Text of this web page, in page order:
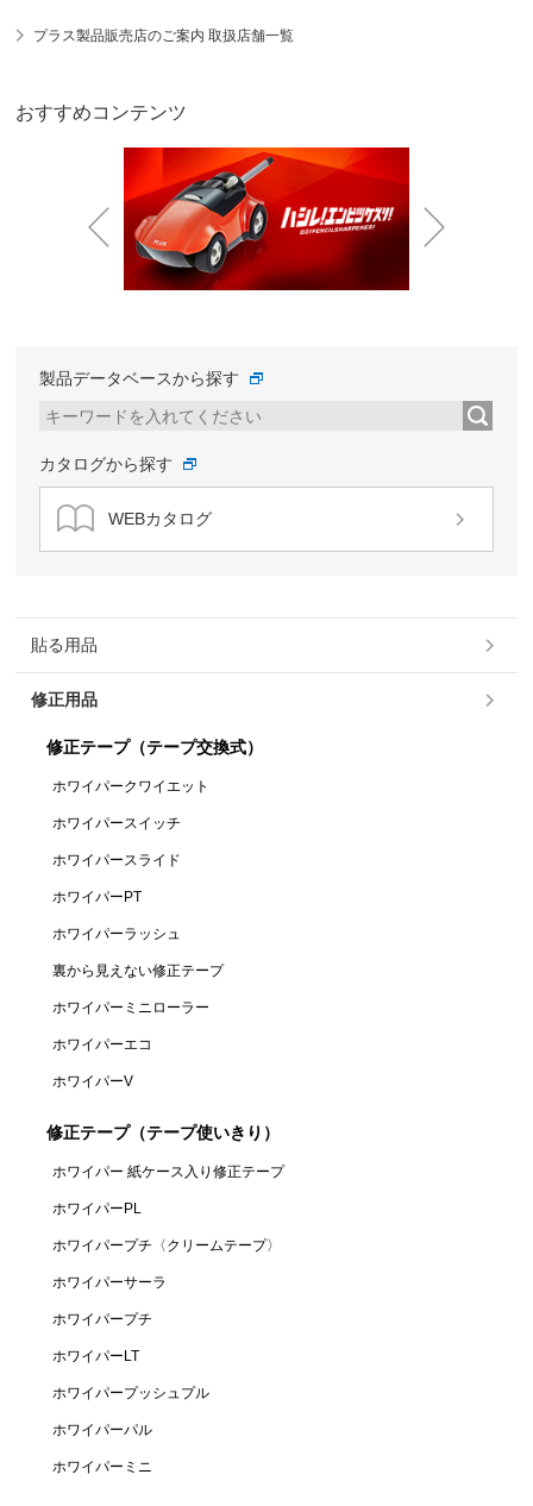
プラス製品販売店のご案内 取扱店舗一覧
おすすめコンテンツ
製品データベースから探す
カタログから探す
WEBカタログ
貼る用品
修正用品
修正テープ（テープ交換式）
ホワイパークワイエット
ホワイパースイッチ
ホワイパースライド
ホワイパーPT
ホワイパーラッシュ
裏から見えない修正テープ
ホワイパーミニローラー
ホワイパーエコ
ホワイパーV
修正テープ（テープ使いきり）
ホワイパー 紙ケース入り修正テープ
ホワイパーPL
ホワイパープチ〈クリームテープ〉
ホワイパーサーラ
ホワイパープチ
ホワイパーLT
ホワイパープッシュプル
ホワイパーパル
ホワイパーミニ